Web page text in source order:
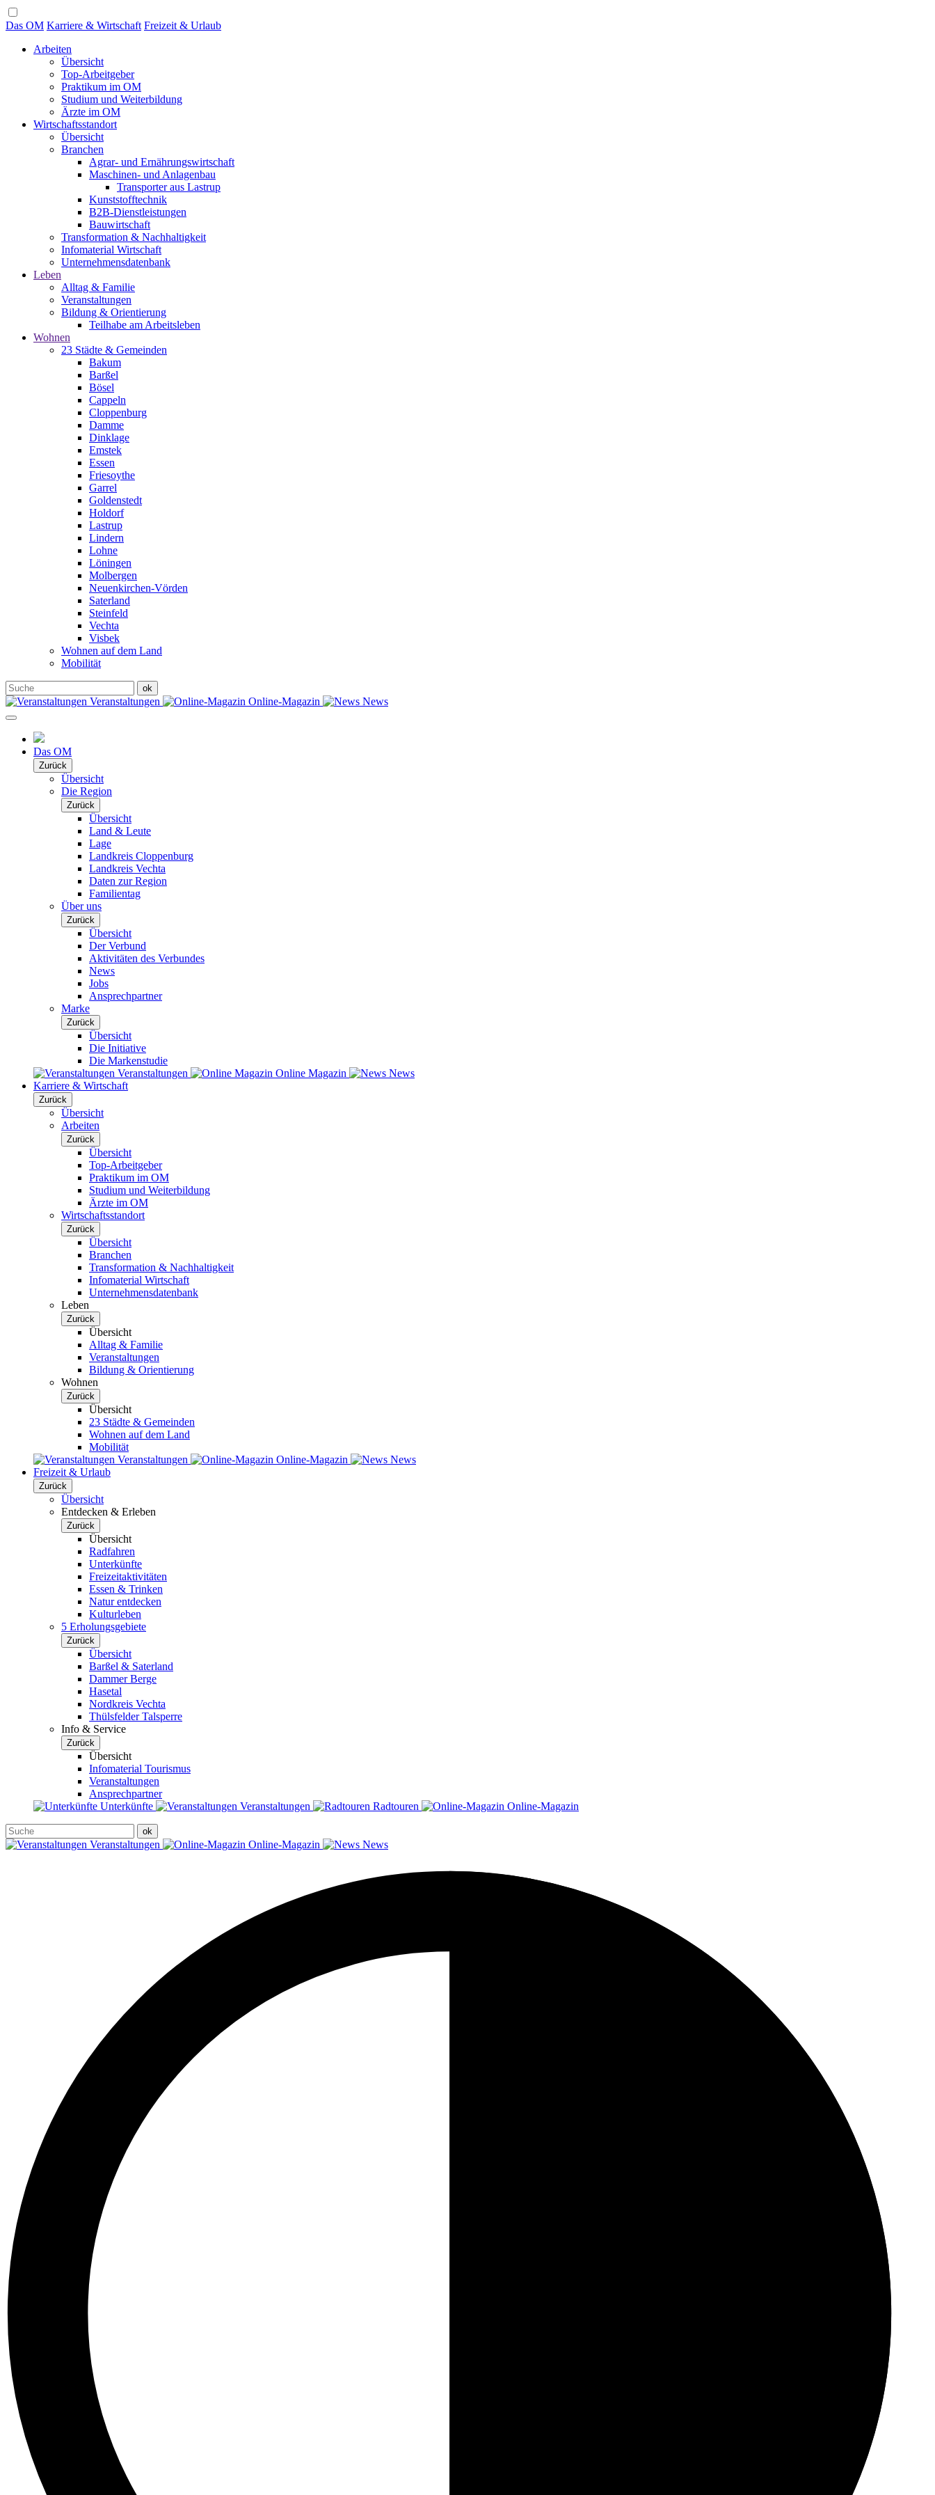
Das OM Karriere & Wirtschaft Freizeit & Urlaub
Arbeiten
Übersicht
Top-Arbeitgeber
Praktikum im OM
Studium und Weiterbildung
Ärzte im OM
Wirtschaftsstandort
Übersicht
Branchen
Agrar- und Ernährungswirtschaft
Maschinen- und Anlagenbau
Transporter aus Lastrup
Kunststofftechnik
B2B-Dienstleistungen
Bauwirtschaft
Transformation & Nachhaltigkeit
Infomaterial Wirtschaft
Unternehmensdatenbank
Leben
Alltag & Familie
Veranstaltungen
Bildung & Orientierung
Teilhabe am Arbeitsleben
Wohnen
23 Städte & Gemeinden
Bakum
Barßel
Bösel
Cappeln
Cloppenburg
Damme
Dinklage
Emstek
Essen
Friesoythe
Garrel
Goldenstedt
Holdorf
Lastrup
Lindern
Lohne
Löningen
Molbergen
Neuenkirchen-Vörden
Saterland
Steinfeld
Vechta
Visbek
Wohnen auf dem Land
Mobilität
Veranstaltungen Online-Magazin News
Das OM
Zurück
Übersicht
Die Region
Zurück
Übersicht
Land & Leute
Lage
Landkreis Cloppenburg
Landkreis Vechta
Daten zur Region
Familientag
Über uns
Zurück
Übersicht
Der Verbund
Aktivitäten des Verbundes
News
Jobs
Ansprechpartner
Marke
Zurück
Übersicht
Die Initiative
Die Markenstudie
Veranstaltungen
Online Magazin
News
Karriere & Wirtschaft
Zurück
Übersicht
Arbeiten
Zurück
Übersicht
Top-Arbeitgeber
Praktikum im OM
Studium und Weiterbildung
Ärzte im OM
Wirtschaftsstandort
Zurück
Übersicht
Branchen
Transformation & Nachhaltigkeit
Infomaterial Wirtschaft
Unternehmensdatenbank
Leben
Zurück
Übersicht
Alltag & Familie
Veranstaltungen
Bildung & Orientierung
Wohnen
Zurück
Übersicht
23 Städte & Gemeinden
Wohnen auf dem Land
Mobilität
Veranstaltungen
Online-Magazin
News
Freizeit & Urlaub
Zurück
Übersicht
Entdecken & Erleben
Zurück
Übersicht
Radfahren
Unterkünfte
Freizeitaktivitäten
Essen & Trinken
Natur entdecken
Kulturleben
5 Erholungsgebiete
Zurück
Übersicht
Barßel & Saterland
Dammer Berge
Hasetal
Nordkreis Vechta
Thülsfelder Talsperre
Info & Service
Zurück
Übersicht
Infomaterial Tourismus
Veranstaltungen
Ansprechpartner
Unterkünfte
Veranstaltungen Radtouren Online-Magazin
Veranstaltungen Online-Magazin News